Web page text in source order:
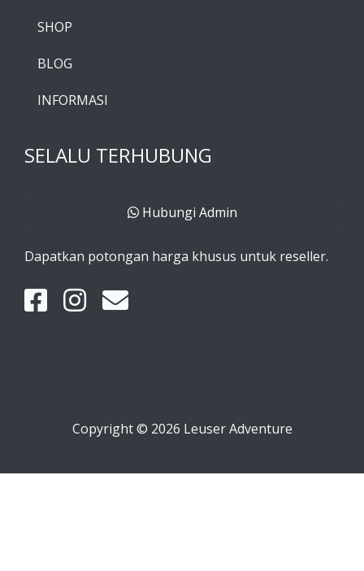
SHOP
BLOG
INFORMASI
SELALU TERHUBUNG
Hubungi Admin
Dapatkan potongan harga khusus untuk reseller.
Copyright © 2026 Leuser Adventure